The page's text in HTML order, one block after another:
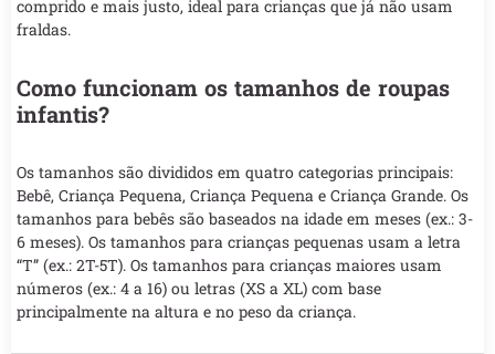
comprido e mais justo, ideal para crianças que já não usam
fraldas.
Como funcionam os tamanhos de roupas
infantis?
Os tamanhos são divididos em quatro categorias principais:
Bebê, Criança Pequena, Criança Pequena e Criança Grande. Os
tamanhos para bebês são baseados na idade em meses (ex.: 3-
6 meses). Os tamanhos para crianças pequenas usam a letra
“T” (ex.: 2T-5T). Os tamanhos para crianças maiores usam
números (ex.: 4 a 16) ou letras (XS a XL) com base
principalmente na altura e no peso da criança.